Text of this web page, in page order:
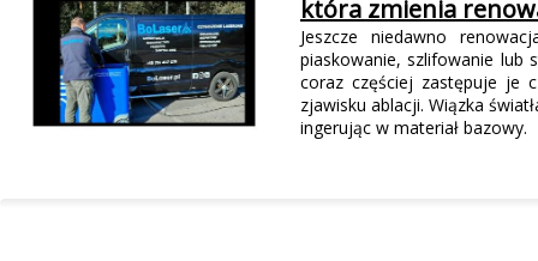
która zmienia
Jeszcze niedawno
piaskowanie, szlifowanie lub
coraz częściej zastępuje je
zjawisku ablacji. Wiązka
ingerując w materiał bazowy.